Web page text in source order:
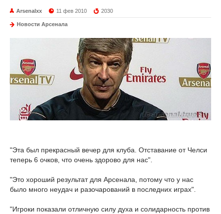
Arsenalxx 11 фев 2010 2030
Новости Арсенала
"Эта был прекрасный вечер для клуба. Отставание от Челси
теперь 6 очков, что очень здорово для нас".
"Это хороший результат для Арсенала, потому что у нас
было много неудач и разочарований в последних играх".
"Игроки показали отличную силу духа и солидарность против